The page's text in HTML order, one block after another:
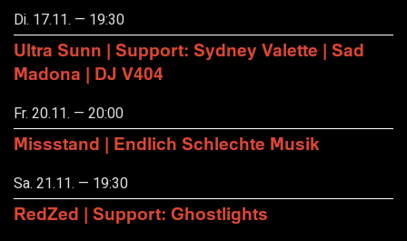
Di. 17.11. — 19:30
Ultra Sunn | Support: Sydney Valette | Sad
Madona | DJ V404
Fr. 20.11. — 20:00
Missstand | Endlich Schlechte Musik
Sa. 21.11. — 19:30
RedZed | Support: Ghostlights